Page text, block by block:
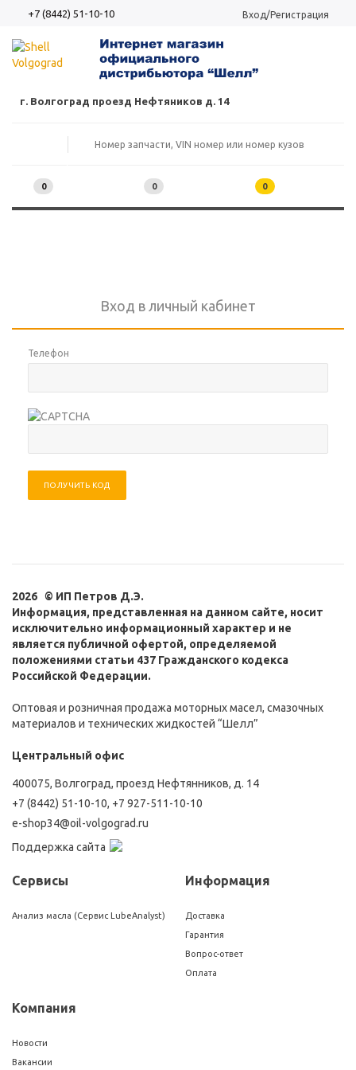
+7 (8442) 51-10-10 Вход/Регистрация
г. Волгоград проезд Нефтяников д. 14
0 0 0
Вход в личный кабинет
Телефон
ПОЛУЧИТЬ КОД
2026 © ИП Петров Д.Э.
Информация, представленная на данном сайте, носит
исключительно информационный характер и не
является публичной офертой, определяемой
положениями статьи 437 Гражданского кодекса
Российской Федерации.
Оптовая и розничная продажа моторных масел, смазочных
материалов и технических жидкостей “Шелл”
Центральный офис
400075, Волгоград, проезд Нефтянников, д. 14
+7 (8442) 51-10-10, +7 927-511-10-10
e-shop34@oil-volgograd.ru
Поддержка сайта
Сервисы
Анализ масла (Сервис LubeAnalyst)
Информация
Доставка
Гарантия
Вопрос-ответ
Оплата
Компания
Новости
Вакансии